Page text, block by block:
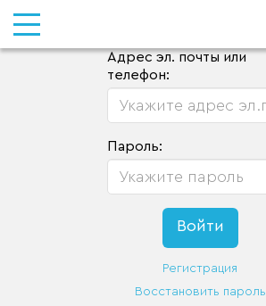
Адрес эл. почты или
телефон:
Пароль:
Регистрация
Восстановить пароль